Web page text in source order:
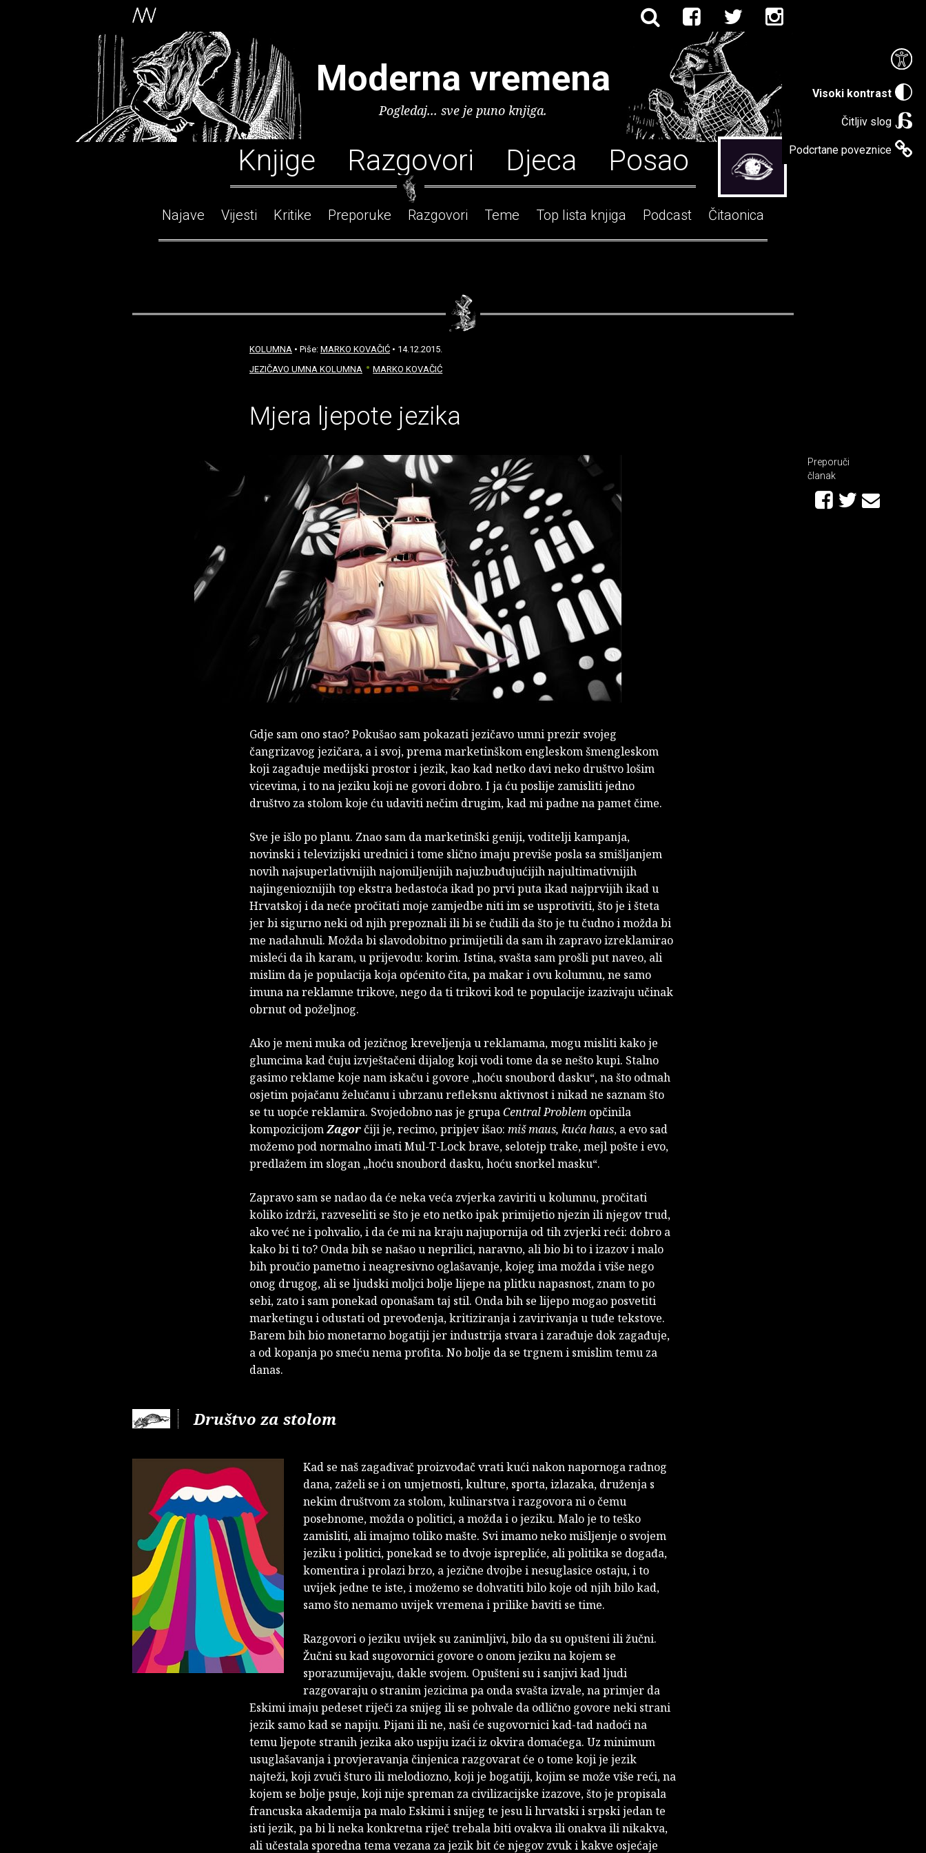
Visoki kontrast
Čitljiv slog
Podcrtane poveznice
Moderna vremena
Pogledaj... sve je puno knjiga.
Knjige Razgovori Djeca Posao
Najave Vijesti Kritike Preporuke Razgovori Teme Top lista knjiga Podcast Čitaonica
KOLUMNA • Piše: MARKO KOVAČIĆ • 14.12.2015.
JEZIČAVO UMNA KOLUMNA
MARKO KOVAČIĆ
Mjera ljepote jezika
Gdje sam ono stao? Pokušao sam pokazati jezičavo umni prezir svojeg
čangrizavog jezičara, a i svoj, prema marketinškom engleskom šmengleskom
koji zagađuje medijski prostor i jezik, kao kad netko davi neko društvo lošim
vicevima, i to na jeziku koji ne govori dobro. I ja ću poslije zamisliti jedno
društvo za stolom koje ću udaviti nečim drugim, kad mi padne na pamet čime.
Sve je išlo po planu. Znao sam da marketinški geniji, voditelji kampanja,
novinski i televizijski urednici i tome slično imaju previše posla sa smišljanjem
novih najsuperlativnijih najomiljenijih najuzbuđujućijih najultimativnijih
najingenioznijih top ekstra bedastoća ikad po prvi puta ikad najprvijih ikad u
Hrvatskoj i da neće pročitati moje zamjedbe niti im se usprotiviti, što je i šteta
jer bi sigurno neki od njih prepoznali ili bi se čudili da što je tu čudno i možda bi
me nadahnuli. Možda bi slavodobitno primijetili da sam ih zapravo izreklamirao
misleći da ih karam, u prijevodu: korim. Istina, svašta sam prošli put naveo, ali
mislim da je populacija koja općenito čita, pa makar i ovu kolumnu, ne samo
imuna na reklamne trikove, nego da ti trikovi kod te populacije izazivaju učinak
obrnut od poželjnog.
Ako je meni muka od jezičnog kreveljenja u reklamama, mogu misliti kako je
glumcima kad čuju izvještačeni dijalog koji vodi tome da se nešto kupi. Stalno
gasimo reklame koje nam iskaču i govore „hoću snoubord dasku“, na što odmah
osjetim pojačanu želučanu i ubrzanu refleksnu aktivnost i nikad ne saznam što
se tu uopće reklamira. Svojedobno nas je grupaCentral Problem opčinila
kompozicijomZagorčiji je, recimo, pripjev išao: miš maus, kuća haus, a evo sad
možemo pod normalno imati Mul-T-Lock brave, selotejp trake, mejl pošte i evo,
predlažem im slogan „hoću snoubord dasku, hoću snorkel masku“.
Zapravo sam se nadao da će neka veća zvjerka zaviriti u kolumnu, pročitati
koliko izdrži, razveseliti se što je eto netko ipak primijetio njezin ili njegov trud,
ako već ne i pohvalio, i da će mi na kraju najupornija od tih zvjerki reći: dobro a
kako bi ti to? Onda bih se našao u neprilici, naravno, ali bio bi to i izazov i malo
bih proučio pametno i neagresivno oglašavanje, kojeg ima možda i više nego
onog drugog, ali se ljudski moljci bolje lijepe na plitku napasnost, znam to po
sebi, zato i sam ponekad oponašam taj stil. Onda bih se lijepo mogao posvetiti
marketingu i odustati od prevođenja, kritiziranja i zavirivanja u tuđe tekstove.
Barem bih bio monetarno bogatiji jer industrija stvara i zarađuje dok zagađuje,
a od kopanja po smeću nema profita. No bolje da se trgnem i smislim temu za
danas.
Društvo za stolom
Kad se naš zagađivač proizvođač vrati kući nakon napornoga radnog
dana, zaželi se i on umjetnosti, kulture, sporta, izlazaka, druženja s
nekim društvom za stolom, kulinarstva i razgovora ni o čemu
posebnome, možda o politici, a možda i o jeziku. Malo je to teško
zamisliti, ali imajmo toliko mašte. Svi imamo neko mišljenje o svojem
jeziku i politici, ponekad se to dvoje isprepliće, ali politika se događa,
komentira i prolazi brzo, a jezične dvojbe i nesuglasice ostaju, i to
uvijek jedne te iste, i možemo se dohvatiti bilo koje od njih bilo kad,
samo što nemamo uvijek vremena i prilike baviti se time.
Razgovori o jeziku uvijek su zanimljivi, bilo da su opušteni ili žučni.
Žučni su kad sugovornici govore o onom jeziku na kojem se
sporazumijevaju, dakle svojem. Opušteni su i sanjivi kad ljudi
razgovaraju o stranim jezicima pa onda svašta izvale, na primjer da
Eskimi imaju pedeset riječi za snijeg ili se pohvale da odlično govore neki strani
jezik samo kad se napiju. Pijani ili ne, naši će sugovornici kad-tad nadoći na
temu ljepote stranih jezika ako uspiju izaći iz okvira domaćega. Uz minimum
usuglašavanja i provjeravanja činjenica razgovarat će o tome koji je jezik
najteži, koji zvuči šturo ili melodiozno, koji je bogatiji, kojim se može više reći, na
kojem se bolje psuje, koji nije spreman za civilizacijske izazove, što je propisala
francuska akademija pa malo Eskimi i snijeg te jesu li hrvatski i srpski jedan te
isti jezik, pa bi li neka konkretna riječ trebala biti ovakva ili onakva ili nikakva,
ali učestala sporedna tema vezana za jezik bit će njegov zvuk i kakve osjećaje
Preporuči
članak